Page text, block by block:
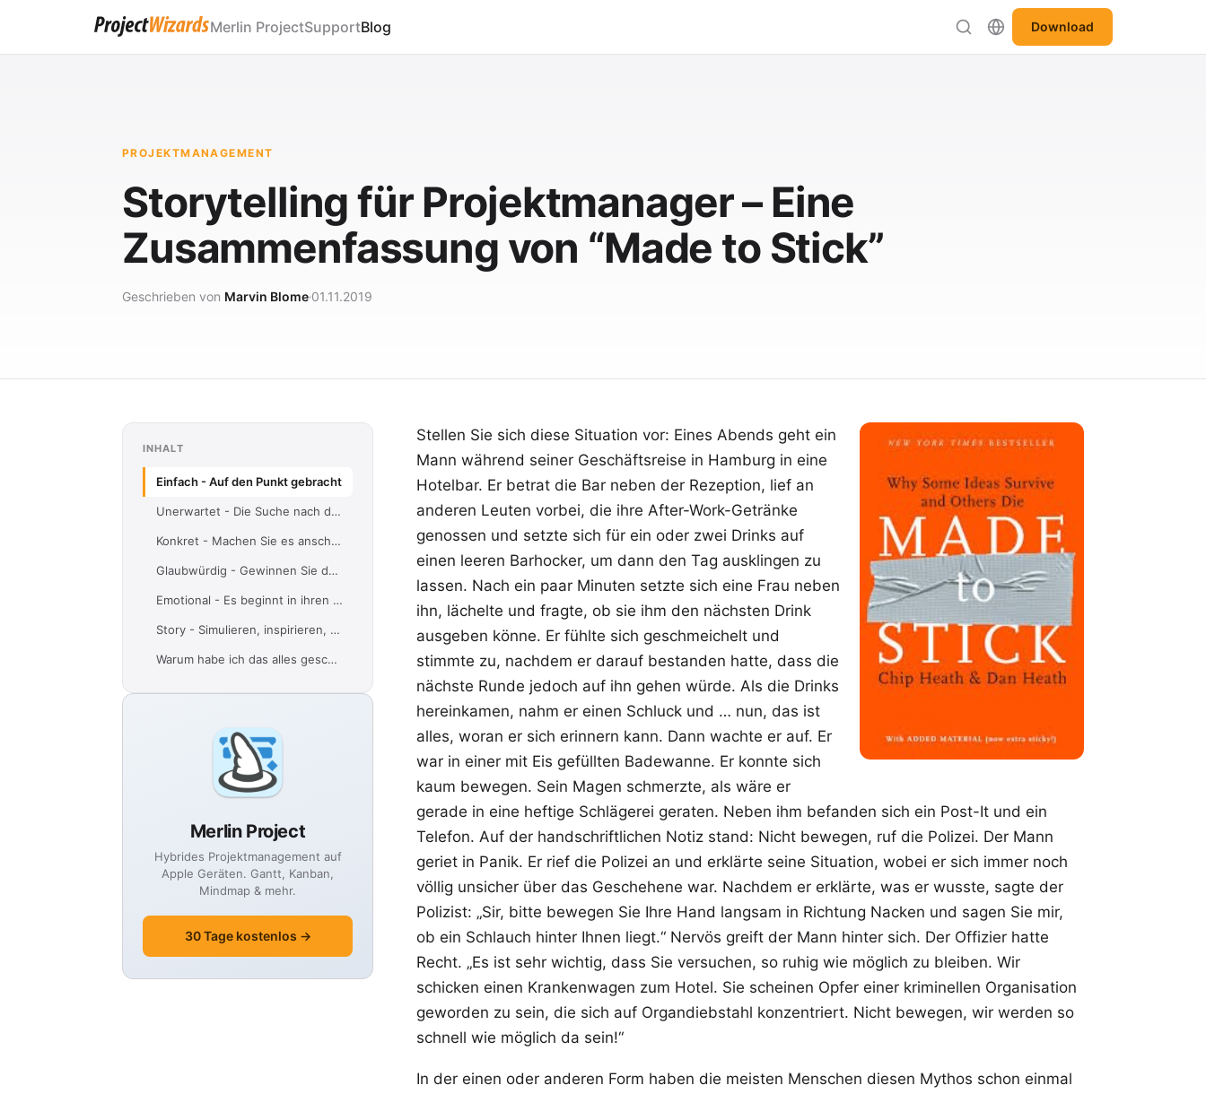
Merlin ProjectSupportBlog Download
PROJEKTMANAGEMENT
Storytelling für Projektmanager – Eine
Zusammenfassung von “Made to Stick”
Geschrieben von Marvin Blome 01.11.2019
INHALT
Einfach - Auf den Punkt gebracht
Unerwartet - Die Suche nach dem „Aha“-Effekt
Konkret - Machen Sie es anschaulich
Glaubwürdig - Gewinnen Sie das Vertrauen.
Emotional - Es beginnt in ihren Herzen.
Story - Simulieren, inspirieren, herausfordern
Warum habe ich das alles geschrieben?
Merlin Project
Hybrides Projektmanagement auf
Apple Geräten. Gantt, Kanban,
Mindmap & mehr.
30 Tage kostenlos →
Stellen Sie sich diese Situation vor: Eines Abends geht ein
Mann während seiner Geschäftsreise in Hamburg in eine
Hotelbar. Er betrat die Bar neben der Rezeption, lief an
anderen Leuten vorbei, die ihre After-Work-Getränke
genossen und setzte sich für ein oder zwei Drinks auf
einen leeren Barhocker, um dann den Tag ausklingen zu
lassen. Nach ein paar Minuten setzte sich eine Frau neben
ihn, lächelte und fragte, ob sie ihm den nächsten Drink
ausgeben könne. Er fühlte sich geschmeichelt und
stimmte zu, nachdem er darauf bestanden hatte, dass die
nächste Runde jedoch auf ihn gehen würde. Als die Drinks
hereinkamen, nahm er einen Schluck und … nun, das ist
alles, woran er sich erinnern kann. Dann wachte er auf. Er
war in einer mit Eis gefüllten Badewanne. Er konnte sich
kaum bewegen. Sein Magen schmerzte, als wäre er
gerade in eine heftige Schlägerei geraten. Neben ihm befanden sich ein Post-It und ein
Telefon. Auf der handschriftlichen Notiz stand: Nicht bewegen, ruf die Polizei. Der Mann
geriet in Panik. Er rief die Polizei an und erklärte seine Situation, wobei er sich immer noch
völlig unsicher über das Geschehene war. Nachdem er erklärte, was er wusste, sagte der
Polizist: „Sir, bitte bewegen Sie Ihre Hand langsam in Richtung Nacken und sagen Sie mir,
ob ein Schlauch hinter Ihnen liegt.“ Nervös greift der Mann hinter sich. Der Offizier hatte
Recht. „Es ist sehr wichtig, dass Sie versuchen, so ruhig wie möglich zu bleiben. Wir
schicken einen Krankenwagen zum Hotel. Sie scheinen Opfer einer kriminellen Organisation
geworden zu sein, die sich auf Organdiebstahl konzentriert. Nicht bewegen, wir werden so
schnell wie möglich da sein!“
In der einen oder anderen Form haben die meisten Menschen diesen Mythos schon einmal